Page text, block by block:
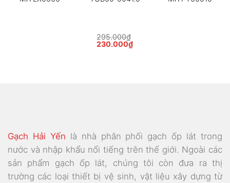
295.000₫
Giá
230.000₫Giá
Gạch Hải Yến là nhà phân phối gạch ốp lát trong
nước và nhập khẩu nổi tiếng trên thế giới. Ngoài các
sản phẩm gạch ốp lát, chúng tôi còn đưa ra thị
trường các loại thiết bị vệ sinh, vật liệu xây dựng từ